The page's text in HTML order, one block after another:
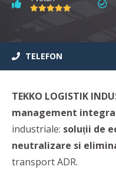
TELEFON
TEKKO LOGISTIK
management
industriale: soluții de
neutralizare si
transport ADR.